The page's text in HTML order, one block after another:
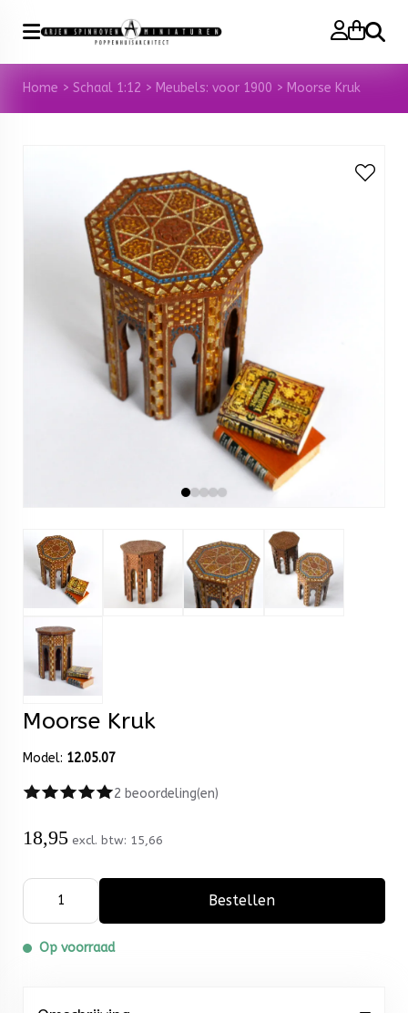
Zoeken
Home > Schaal 1:12 > Meubels: voor 1900 > Moorse Kruk
Moorse Kruk
Model: 12.05.07
2 beoordeling(en)
18,95 excl. btw: 15,66
Bestellen
Op voorraad